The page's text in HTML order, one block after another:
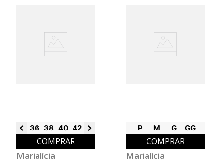
36 38 40 42 44 50
COMPRAR
Marialícia
P M G GG
COMPRAR
Marialícia